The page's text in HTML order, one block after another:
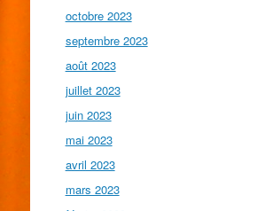
octobre 2023
septembre 2023
août 2023
juillet 2023
juin 2023
mai 2023
avril 2023
mars 2023